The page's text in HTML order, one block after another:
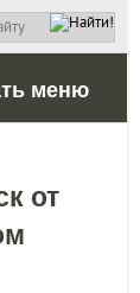
меню
от